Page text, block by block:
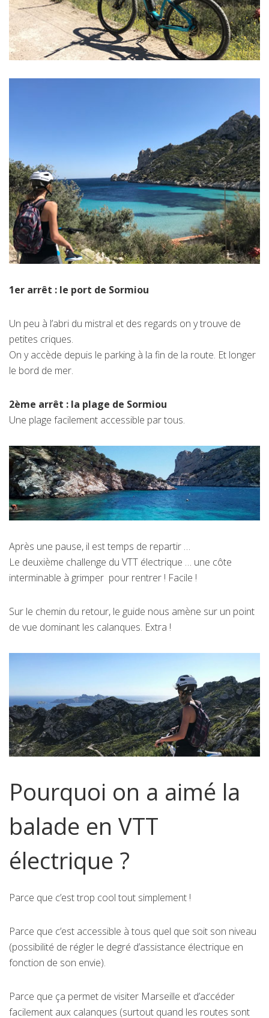
1er arrêt : le port de Sormiou
Un peu à l’abri du mistral et des regards on y trouve de
petites criques.
On y accède depuis le parking à la fin de la route. Et longer
le bord de mer.
2ème arrêt : la plage de Sormiou
Une plage facilement accessible par tous.
Après une pause, il est temps de repartir …
Le deuxième challenge du VTT électrique … une côte
interminable à grimper pour rentrer ! Facile !
Sur le chemin du retour, le guide nous amène sur un point
de vue dominant les calanques. Extra !
Pourquoi on a aimé la
balade en VTT
électrique ?
Parce que c’est trop cool tout simplement !
Parce que c’est accessible à tous quel que soit son niveau
(possibilité de régler le degré d’assistance électrique en
fonction de son envie).
Parce que ça permet de visiter Marseille et d’accéder
facilement aux calanques (surtout quand les routes sont